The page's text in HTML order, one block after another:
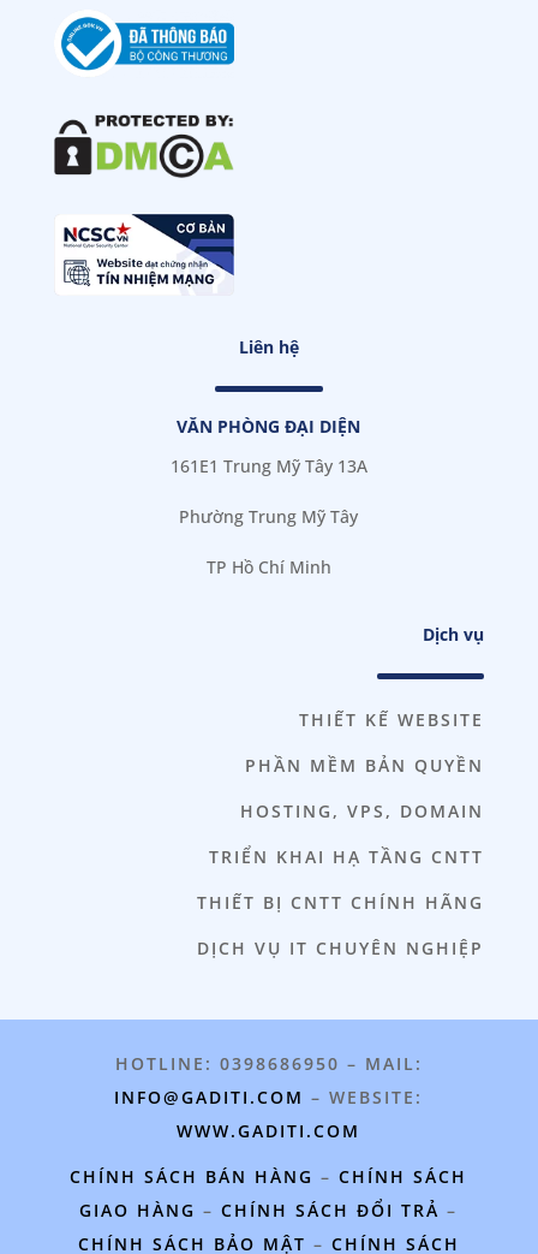
Liên hệ
VĂN PHÒNG ĐẠI DIỆN
161E1 Trung Mỹ Tây 13A
Phường Trung Mỹ Tây
TP Hồ Chí Minh
Dịch vụ
THIẾT KẾ WEBSITE
PHẦN MỀM BẢN QUYỀN
HOSTING, VPS, DOMAIN
TRIỂN KHAI HẠ TẦNG CNTT
THIẾT BỊ CNTT CHÍNH HÃNG
DỊCH VỤ IT CHUYÊN NGHIỆP
HOTLINE: 0398686950 – MAIL:
INFO@GADITI.COM – WEBSITE:
WWW.GADITI.COM
CHÍNH SÁCH BÁN HÀNG –CHÍNH SÁCH
GIAO HÀNG –CHÍNH SÁCH ĐỔI TRẢ –
CHÍNH SÁCH BẢO MẬT – CHÍNH SÁCH